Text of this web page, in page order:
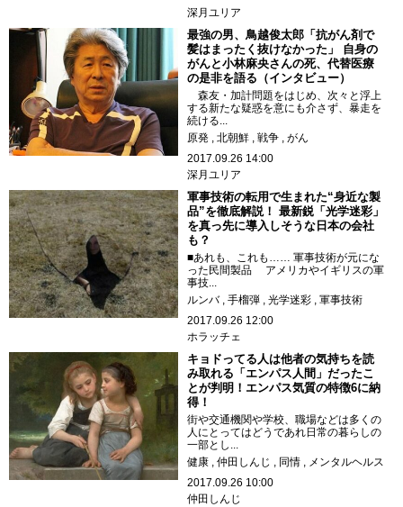
深月ユリア
最強の男、鳥越俊太郎「抗がん剤で
髪はまったく抜けなかった」 自身の
がんと小林麻央さんの死、代替医療
の是非を語る（インタビュー）
森友・加計問題をはじめ、次々と浮上
する新たな疑惑を意にも介さず、暴走を
続ける...
原発
北朝鮮 戦争
がん
2017.09.26 14:00
深月ユリア
軍事技術の転用で生まれた“身近な製
品”を徹底解説！ 最新鋭「光学迷彩」
を真っ先に導入しそうな日本の会社
も？
■あれも、これも…… 軍事技術が元にな
った民間製品 アメリカやイギリスの軍
事技...
ルンバ
手榴弾 光学迷彩
軍事技術
2017.09.26 12:00
ホラッチェ
キョドってる人は他者の気持ちを読
み取れる「エンパス人間」だったこ
とが判明！エンパス気質の特徴6に納
得！
街や交通機関や学校、職場などは多くの
人にとってはどうであれ日常の暮らしの
一部とし...
健康
仲田しんじ 同情
メンタルヘルス
2017.09.26 10:00
仲田しんじ